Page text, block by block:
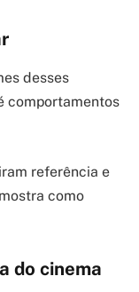
desses
comportamentos
referência e
como
do cinema